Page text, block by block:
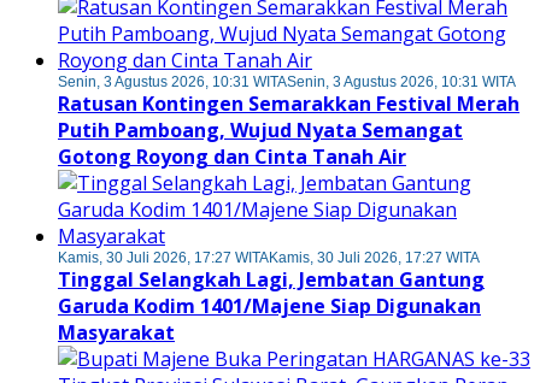
Senin, 3 Agustus 2026, 10:31 WITASenin, 3 Agustus 2026, 10:31 WITA
Ratusan Kontingen Semarakkan Festival Merah
Putih Pamboang, Wujud Nyata Semangat
Gotong Royong dan Cinta Tanah Air
Kamis, 30 Juli 2026, 17:27 WITAKamis, 30 Juli 2026, 17:27 WITA
Tinggal Selangkah Lagi, Jembatan Gantung
Garuda Kodim 1401/Majene Siap Digunakan
Masyarakat